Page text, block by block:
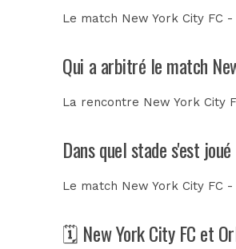
Le match New York City FC
Qui a arbitré le match
La rencontre New York City
Dans quel stade s'est
Le match New York City FC
🗓️ New York City FC et